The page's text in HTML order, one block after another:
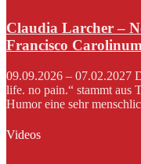
Claudia Larcher –
Francisco
09.09.2026 – 07.02.2027
life. no pain.“ stammt aus
Humor eine sehr
Videos